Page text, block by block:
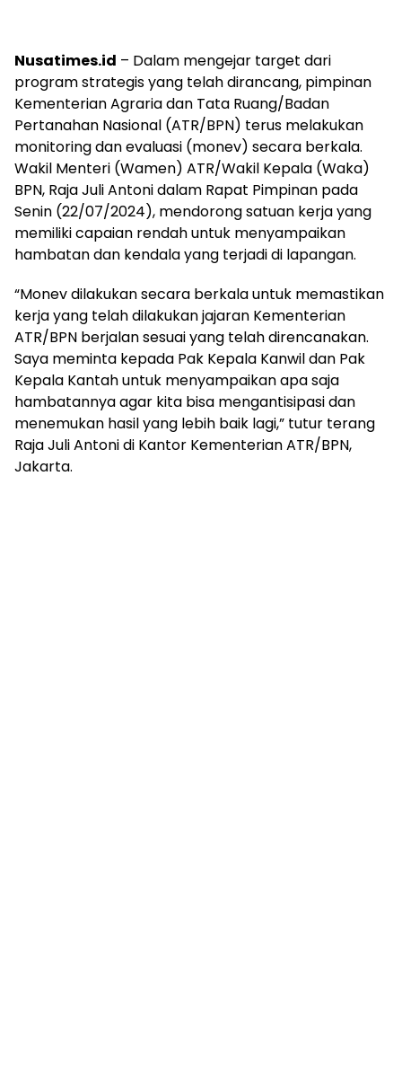
Nusatimes.id – Dalam mengejar target dari
program strategis yang telah dirancang, pimpinan
Kementerian Agraria dan Tata Ruang/Badan
Pertanahan Nasional (ATR/BPN) terus melakukan
monitoring dan evaluasi (monev) secara berkala.
Wakil Menteri (Wamen) ATR/Wakil Kepala (Waka)
BPN, Raja Juli Antoni dalam Rapat Pimpinan pada
Senin (22/07/2024), mendorong satuan kerja yang
memiliki capaian rendah untuk menyampaikan
hambatan dan kendala yang terjadi di lapangan.
“Monev dilakukan secara berkala untuk memastikan
kerja yang telah dilakukan jajaran Kementerian
ATR/BPN berjalan sesuai yang telah direncanakan.
Saya meminta kepada Pak Kepala Kanwil dan Pak
Kepala Kantah untuk menyampaikan apa saja
hambatannya agar kita bisa mengantisipasi dan
menemukan hasil yang lebih baik lagi,” tutur terang
Raja Juli Antoni di Kantor Kementerian ATR/BPN,
Jakarta.